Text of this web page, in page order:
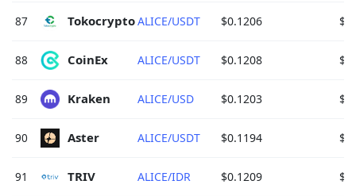
87 Tokocrypto ALICE/USDT $0.1206
88 CoinEx ALICE/USDT $0.1208
89 Kraken ALICE/USD $0.1203
90 Aster ALICE/USDT $0.1194
91 TRIV ALICE/IDR $0.1209